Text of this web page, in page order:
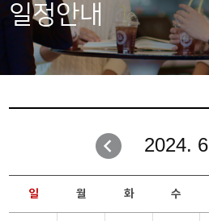
일정안내
2024. 6
일 월 화 수